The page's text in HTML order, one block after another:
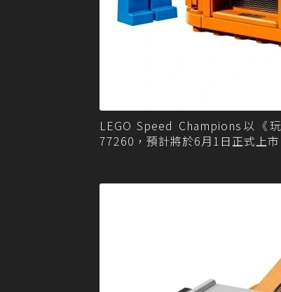
LEGO Speed Champions以
77260，預計將於6月1日正式上